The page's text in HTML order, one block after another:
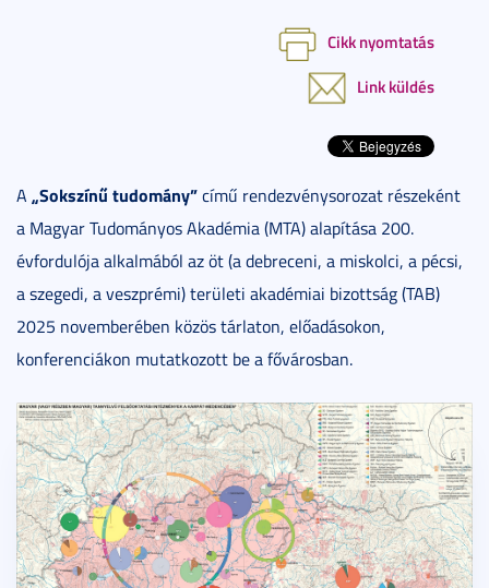
Cikk nyomtatás
Link küldés
A „Sokszínű tudomány”című rendezvénysorozat részeként
a Magyar Tudományos Akadémia (MTA) alapítása 200.
évfordulója alkalmából az öt (a debreceni, a miskolci, a pécsi,
a szegedi, a veszprémi) területi akadémiai bizottság (TAB)
2025 novemberében közös tárlaton, előadásokon,
konferenciákon mutatkozott be a fővárosban.